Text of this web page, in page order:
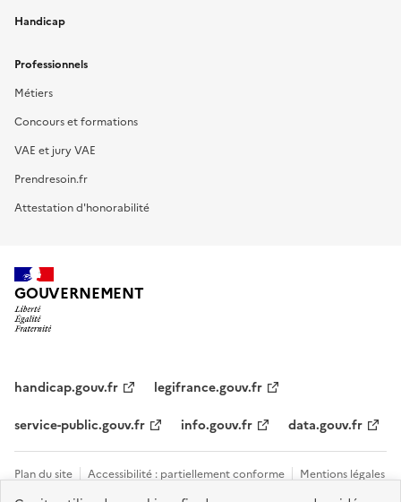
Handicap
Professionnels
Métiers
Concours et formations
VAE et jury VAE
Prendresoin.fr
Attestation d'honorabilité
GOUVERNEMENT
handicap.gouv.fr
legifrance.gouv.fr
service-public.gouv.fr
info.gouv.fr data.gouv.fr
Plan du site Accessibilité : partiellement conforme
Mentions légales